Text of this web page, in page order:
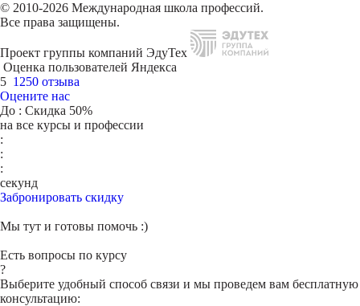
© 2010-2026 Международная школа профессий.
Все права защищены.
Проект группы компаний ЭдуТех
Оценка пользователей Яндекса
5 1250 отзыва
Оцените нас
До : Скидка 50%
на все курсы и профессии
:
:
:
секунд
Забронировать скидку
Мы тут и готовы помочь :)
Есть вопросы по курсу
?
Выберите удобный способ связи и мы проведем вам бесплатную
консультацию: